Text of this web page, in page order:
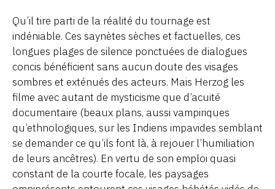
Qu’il tire parti de la réalité du tournage est
indéniable. Ces saynètes sèches et factuelles, ces
longues plages de silence ponctuées de dialogues
concis bénéficient sans aucun doute des visages
sombres et exténués des acteurs. Mais Herzog les
filme avec autant de mysticisme que d’acuité
documentaire (beaux plans, aussi vampiriques
qu’ethnologiques, sur les Indiens impavides semblant
se demander ce qu’ils font là, à rejouer l’humiliation
de leurs ancêtres). En vertu de son emploi quasi
constant de la courte focale, les paysages